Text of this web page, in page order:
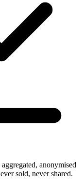
anonymised
sold, never shared.